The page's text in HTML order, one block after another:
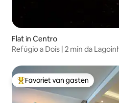
Flat in Centro
Refúgio a Dois | 2 min da
Topfavoriet van gasten
Favoriet van gasten